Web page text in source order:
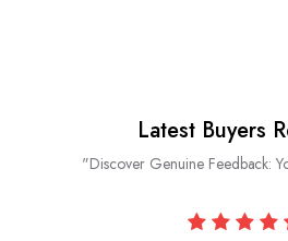
Latest Buyers
"Discover Genuine Feedback: